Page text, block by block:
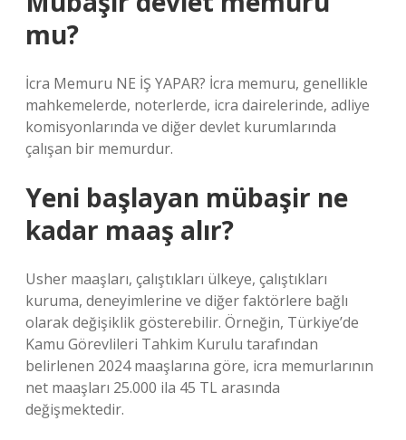
mu?
İcra Memuru NE İŞ YAPAR? İcra memuru, genellikle
mahkemelerde, noterlerde, icra dairelerinde, adliye
komisyonlarında ve diğer devlet kurumlarında
çalışan bir memurdur.
Yeni başlayan mübaşir ne
kadar maaş alır?
Usher maaşları, çalıştıkları ülkeye, çalıştıkları
kuruma, deneyimlerine ve diğer faktörlere bağlı
olarak değişiklik gösterebilir. Örneğin, Türkiye’de
Kamu Görevlileri Tahkim Kurulu tarafından
belirlenen 2024 maaşlarına göre, icra memurlarının
net maaşları 25.000 ila 45 TL arasında
değişmektedir.